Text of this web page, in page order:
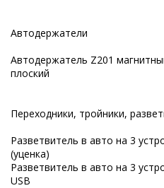
Автодержатели
Автодержатель Z201
плоский
Переходники, тройники,
Разветвитель в авто на 3
(уценка)
Разветвитель в авто на 3
USB